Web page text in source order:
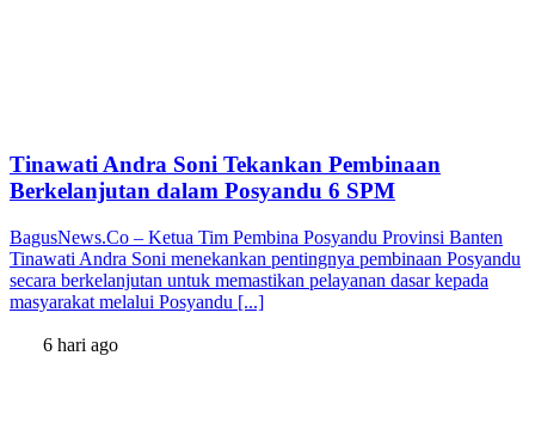
Tinawati Andra Soni Tekankan Pembinaan
Berkelanjutan dalam Posyandu 6 SPM
BagusNews.Co – Ketua Tim Pembina Posyandu Provinsi Banten
Tinawati Andra Soni menekankan pentingnya pembinaan Posyandu
secara berkelanjutan untuk memastikan pelayanan dasar kepada
masyarakat melalui Posyandu [...]
6 hari ago